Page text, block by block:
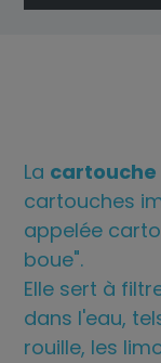
La
cartouches
appelée
boue".
Elle sert à
dans l'eau,
rouille, les